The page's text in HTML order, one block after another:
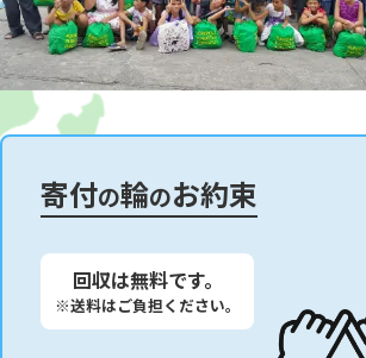
寄付の輪のお約束
回収は無料です。
※送料はご負担ください。